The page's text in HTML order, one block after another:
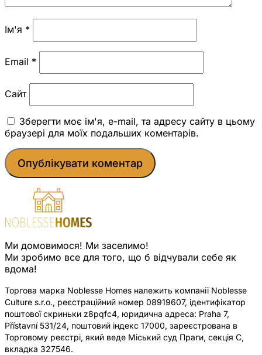
Ім'я *
Email *
Сайт
Зберегти моє ім'я, e-mail, та адресу сайту в цьому
браузері для моїх подальших коментарів.
Ми домовимося! Ми заселимо!
Ми зробимо все для того, що б відчували себе як
вдома!
Торгова марка Noblesse Homes належить компанії Noblesse
Culture s.r.o., реєстраційний номер 08919607, ідентифікатор
поштової скриньки z8pqfc4, юридична адреса: Praha 7,
Přístavní 531/24, поштовий індекс 17000, зареєстрована в
Торговому реєстрі, який веде Міський суд Праги, секція C,
вкладка 327546.